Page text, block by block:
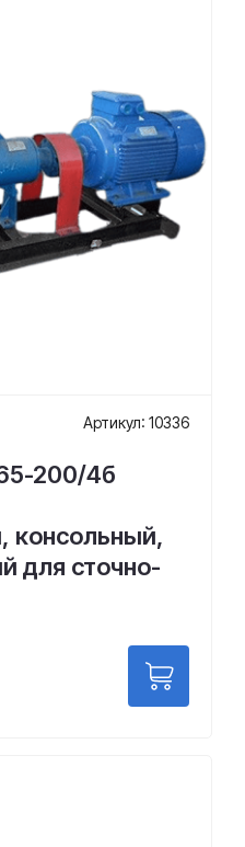
Артикул: 10336
200/4б
консольный,
для сточно-